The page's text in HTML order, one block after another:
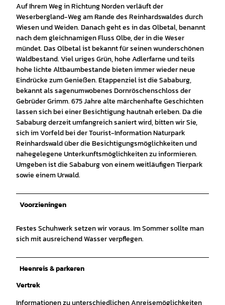
Auf Ihrem Weg in Richtung Norden verläuft der
Weserbergland-Weg am Rande des Reinhardswaldes durch
Wiesen und Weiden. Danach geht es in das Olbetal, benannt
nach dem gleichnamigen Fluss Olbe, der in die Weser
mündet. Das Olbetal ist bekannt für seinen wunderschönen
Waldbestand. Viel uriges Grün, hohe Adlerfarne und teils
hohe lichte Altbaumbestande bieten immer wieder neue
Eindrücke zum Genießen. Etappenziel ist die Sababurg,
bekannt als sagenumwobenes Dornröschenschloss der
Gebrüder Grimm. 675 Jahre alte märchenhafte Geschichten
lassen sich bei einer Besichtigung hautnah erleben. Da die
Sababurg derzeit umfangreich saniert wird, bitten wir Sie,
sich im Vorfeld bei der Tourist-Information Naturpark
Reinhardswald über die Besichtigungsmöglichkeiten und
nahegelegene Unterkunftsmöglichkeiten zu informieren.
Umgeben ist die Sababurg von einem weitläufigen Tierpark
sowie einem Urwald.
Voorzieningen
Festes Schuhwerk setzen wir voraus. Im Sommer sollte man
sich mit ausreichend Wasser verpflegen.
Heenreis & parkeren
Vertrek
Informationen zu unterschiedlichen Anreisemöglichkeiten